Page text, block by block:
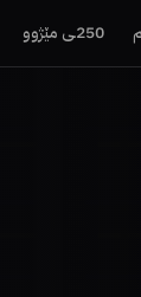
250ـی مێژوو